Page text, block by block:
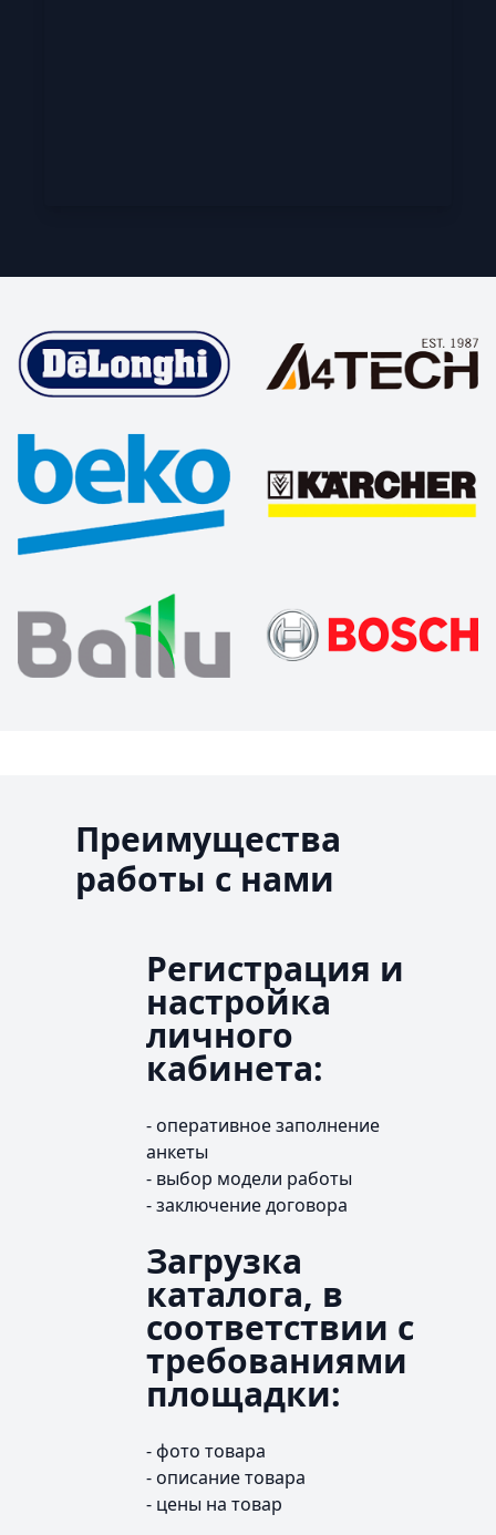
Преимущества
работы с нами
Регистрация и
настройка
личного
кабинета:
- оперативное заполнение
анкеты
- выбор модели работы
- заключение договора
Загрузка
каталога, в
соответствии с
требованиями
площадки:
- фото товара
- описание товара
- цены на товар